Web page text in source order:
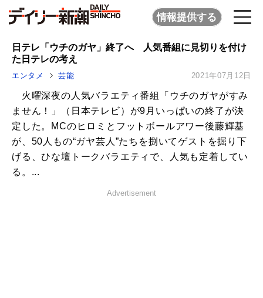
情報提供する
日テレ「ウチのガヤ」終了へ 人気番組に見切りを付け
た日テレの考え
エンタメ 芸能 2021年07月12日
火曜深夜の人気バラエティ番組「ウチのガヤがすみ
ません！」（日本テレビ）が9月いっぱいの終了が決
定した。MCのヒロミとフットボールアワー後藤輝基
が、50人もの“ガヤ芸人”たちを捌いてゲストを掘り下
げる、ひな壇トークバラエティで、人気も定着してい
る。...
Advertisement